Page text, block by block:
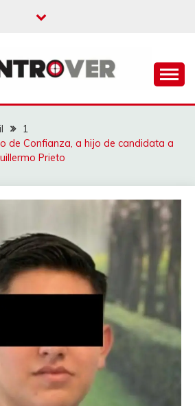
1
de Confianza, a hijo de candidata a
Prieto